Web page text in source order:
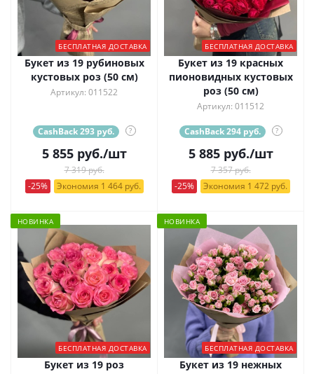
БЕСПЛАТНАЯ ДОСТАВКА
Букет из 19 рубиновых
кустовых роз (50 см)
Артикул: 011522
CashBack 293 руб. ?
5 855руб./шт
7 319 руб.
-25%
Экономия 1 464 руб.
БЕСПЛАТНАЯ ДОСТАВКА
Букет из 19 красных
пионовидных кустовых
роз (50 см)
Артикул: 011512
CashBack 294 руб. ?
5 885руб./шт
7 357 руб.
-25%
Экономия 1 472 руб.
НОВИНКА
БЕСПЛАТНАЯ ДОСТАВКА
Букет из 19 роз
НОВИНКА
БЕСПЛАТНАЯ ДОСТАВКА
Букет из 19 нежных